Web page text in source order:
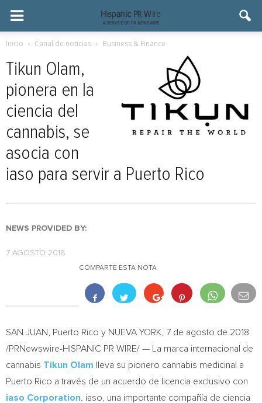
Inicio Canal de noticias Business & Finance
Tikun Olam,
pionera en la
ciencia del
cannabis, se
asocia con
iaso para servir a Puerto Rico
NEWS PROVIDED BY:
7 AGOSTO 2018
COMPARTE ESTA NOTA
SAN JUAN , Puerto Rico y NUEVA YORK , 7 de agosto de 2018
/PRNewswire-HISPANIC PR WIRE/ — La marca internacional de
cannabis Tikun Olam lleva su pionero cannabis medicinal a
Puerto Rico a través de un acuerdo de licencia exclusivo con
iaso Corporation . iaso, una importante compañía de ciencia